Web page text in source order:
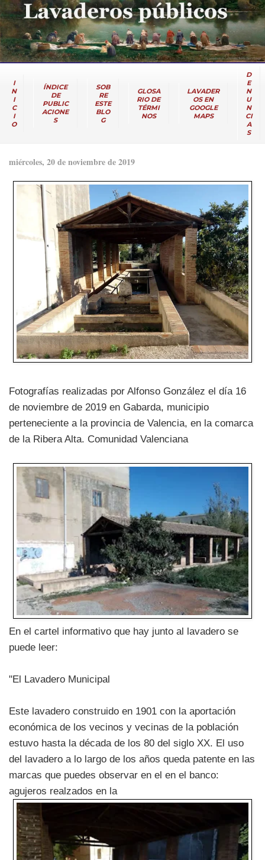
I
N
I
C
I
O
ÍNDICE
DE
PUBLIC
ACIONE
S
SOB
RE
ESTE
BLO
G
GLOSA
RIO DE
TÉRMI
NOS
LAVADER
OS EN
GOOGLE
MAPS
D
E
N
U
N
CI
A
S
miércoles, 20 de noviembre de 2019
Fotografías realizadas por Alfonso González el día 16
de noviembre de 2019 en Gabarda, municipio
perteneciente a la provincia de Valencia, en la comarca
de la Ribera Alta. Comunidad Valenciana
En el cartel informativo que hay junto al lavadero se
puede leer:
"El Lavadero Municipal
Este lavadero construido en 1901 con la aportación
económica de los vecinos y vecinas de la población
estuvo hasta la década de los 80 del siglo XX. El uso
del lavadero a lo largo de los años queda patente en las
marcas que puedes observar en el en el banco:
agujeros realzados en la